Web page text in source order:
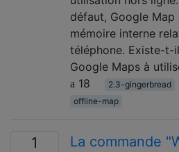
défaut, Google
mémoire interne
téléphone. Existe-t-
Google Maps à
18
2.3-gingerbread
offline-map
1
La commande